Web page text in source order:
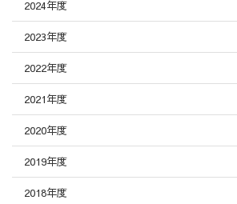
2024年度
2023年度
2022年度
2021年度
2020年度
2019年度
2018年度